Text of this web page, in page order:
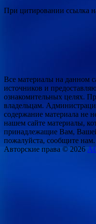
При цитировании ссылка
Все материалы на данном
источников и
ознакомительных целях.
владельцам.
содержание материала не
нашем сайте материалы,
принадлежащие Вам,
пожалуйста, сообщите нам.
Авторские права © 2026